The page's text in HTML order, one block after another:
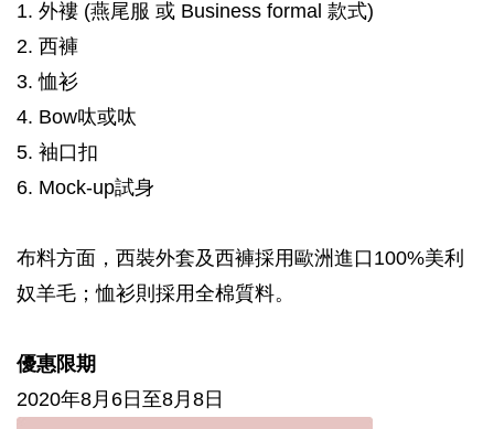
1. 外褸 (燕尾服 或 Business formal 款式)
2. 西褲
3. 恤衫
4. Bow呔或呔
5. 袖口扣
6. Mock-up試身
布料方面，西裝外套及西褲採用歐洲進口100%美利
奴羊毛；恤衫則採用全棉質料。
優惠限期
2020年8月6日至8月8日